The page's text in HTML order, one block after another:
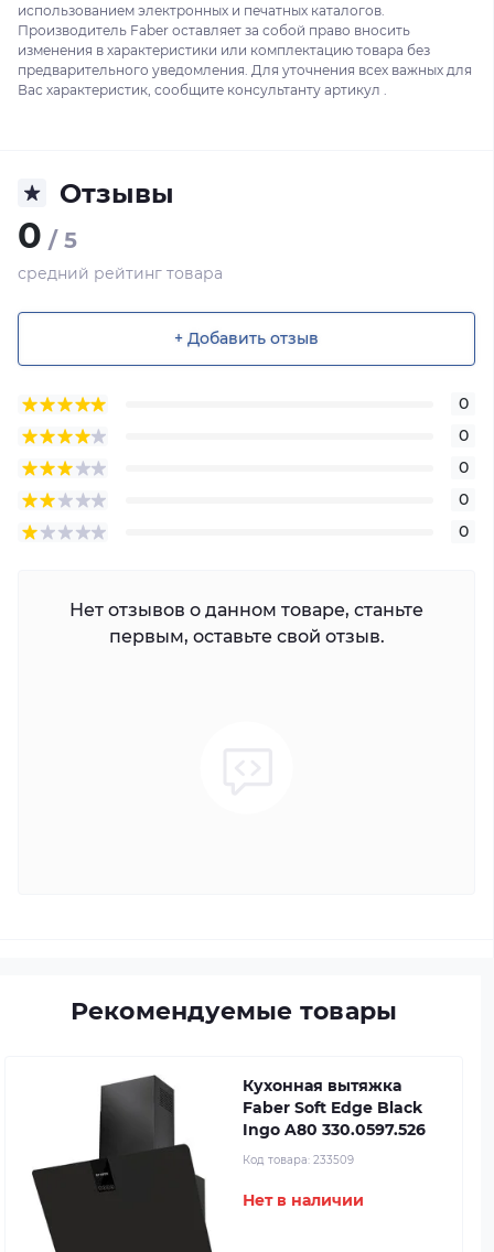
использованием электронных и печатных каталогов.
Производитель Faber оставляет за собой право вносить
изменения в характеристики или комплектацию товара без
предварительного уведомления. Для уточнения всех важных для
Вас характеристик, сообщите консультанту артикул .
Отзывы
0 / 5
средний рейтинг товара
+ Добавить отзыв
0
0
0
0
0
Нет отзывов о данном товаре, станьте
первым, оставьте свой отзыв.
Рекомендуемые товары
Кухонная вытяжка
Faber Soft Edge Black
Ingo A80 330.0597.526
Код товара: 233509
Нет в наличии